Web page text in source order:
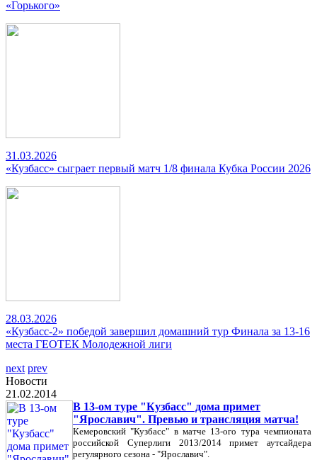
«Горького»
31.03.2026
«Кузбасс» сыграет первый матч 1/8 финала Кубка России 2026
28.03.2026
«Кузбасс-2» победой завершил домашний тур Финала за 13-16
места ГЕОТЕК Молодежной лиги
next prev
Новости
21.02.2014
В 13-ом туре "Кузбасс" дома примет
"Ярославич". Превью и трансляция матча!
Кемеровский "Кузбасс" в матче 13-ого тура чемпионата
российской Суперлиги 2013/2014 примет аутсайдера
регулярного сезона - "Ярославич".